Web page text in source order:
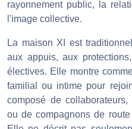
rayonnement public, la
l'image collective.
La maison XI est
aux appuis, aux
électives. Elle montre
familial ou intime pour
composé de
ou de compagnons de